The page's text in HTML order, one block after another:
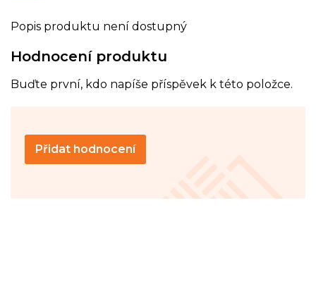
Popis produktu není dostupný
Hodnocení produktu
Buďte první, kdo napíše příspěvek k této položce.
Přidat hodnocení